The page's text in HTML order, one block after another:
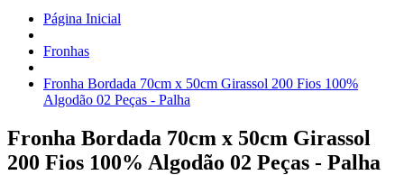
Página Inicial
Fronhas
Fronha Bordada 70cm x 50cm Girassol 200 Fios 100%
Algodão 02 Peças - Palha
Fronha Bordada 70cm x 50cm Girassol
200 Fios 100% Algodão 02 Peças - Palha